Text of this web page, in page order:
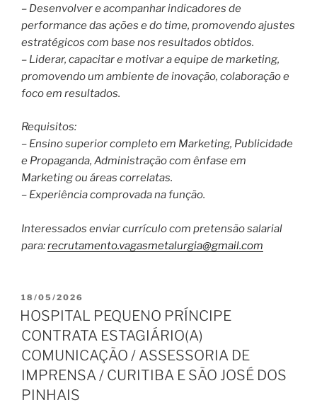
– Desenvolver e acompanhar indicadores de
performance das ações e do time, promovendo ajustes
estratégicos com base nos resultados obtidos.
– Liderar, capacitar e motivar a equipe de marketing,
promovendo um ambiente de inovação, colaboração e
foco em resultados.
Requisitos:
– Ensino superior completo em Marketing, Publicidade
e Propaganda, Administração com ênfase em
Marketing ou áreas correlatas.
– Experiência comprovada na função.
Interessados enviar currículo com pretensão salarial
para:recrutamento.vagasmetalurgia@gmail.com
PUBLICADO
EM
18/05/2026
HOSPITAL PEQUENO PRÍNCIPE
CONTRATA ESTAGIÁRIO(A)
COMUNICAÇÃO / ASSESSORIA DE
IMPRENSA / CURITIBA E SÃO JOSÉ DOS
PINHAIS